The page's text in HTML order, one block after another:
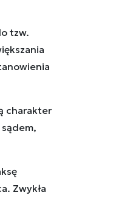
tzw.
charakter
Zwykła